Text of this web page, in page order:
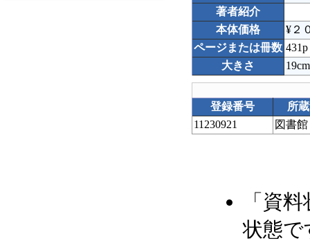
著者紹介
本体価格
¥２
ページまたは冊数 431p
大きさ
19cm
登録番号
所
11230921
図書館
「資
状態で